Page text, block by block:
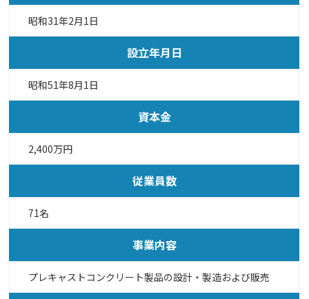
昭和31年2月1日
設立年月日
昭和51年8月1日
資本金
2,400万円
従業員数
71名
事業内容
プレキャストコンクリート製品の設計・製造および販売